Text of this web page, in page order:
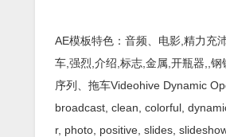
AE模板特色：音频、电影,精力充
车,强烈,介绍,标志,金属,开瓶器,,钢
序列、拖车Videohive Dynamic
broadcast, clean, colorful,
r, photo, positive, slides,